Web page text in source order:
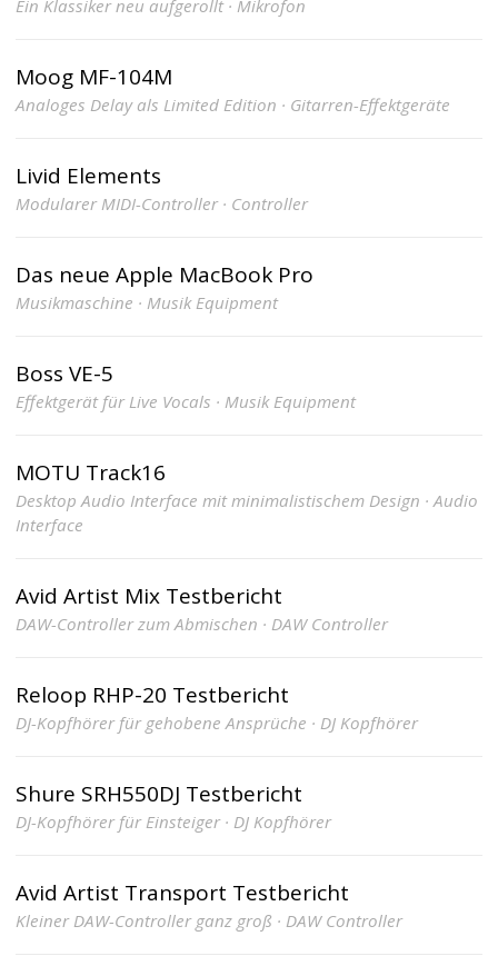
Ein Klassiker neu aufgerollt · Mikrofon
Moog MF-104M
Analoges Delay als Limited Edition · Gitarren-Effektgeräte
Livid Elements
Modularer MIDI-Controller · Controller
Das neue Apple MacBook Pro
Musikmaschine · Musik Equipment
Boss VE-5
Effektgerät für Live Vocals · Musik Equipment
MOTU Track16
Desktop Audio Interface mit minimalistischem Design · Audio
Interface
Avid Artist Mix Testbericht
DAW-Controller zum Abmischen · DAW Controller
Reloop RHP-20 Testbericht
DJ-Kopfhörer für gehobene Ansprüche · DJ Kopfhörer
Shure SRH550DJ Testbericht
DJ-Kopfhörer für Einsteiger · DJ Kopfhörer
Avid Artist Transport Testbericht
Kleiner DAW-Controller ganz groß · DAW Controller